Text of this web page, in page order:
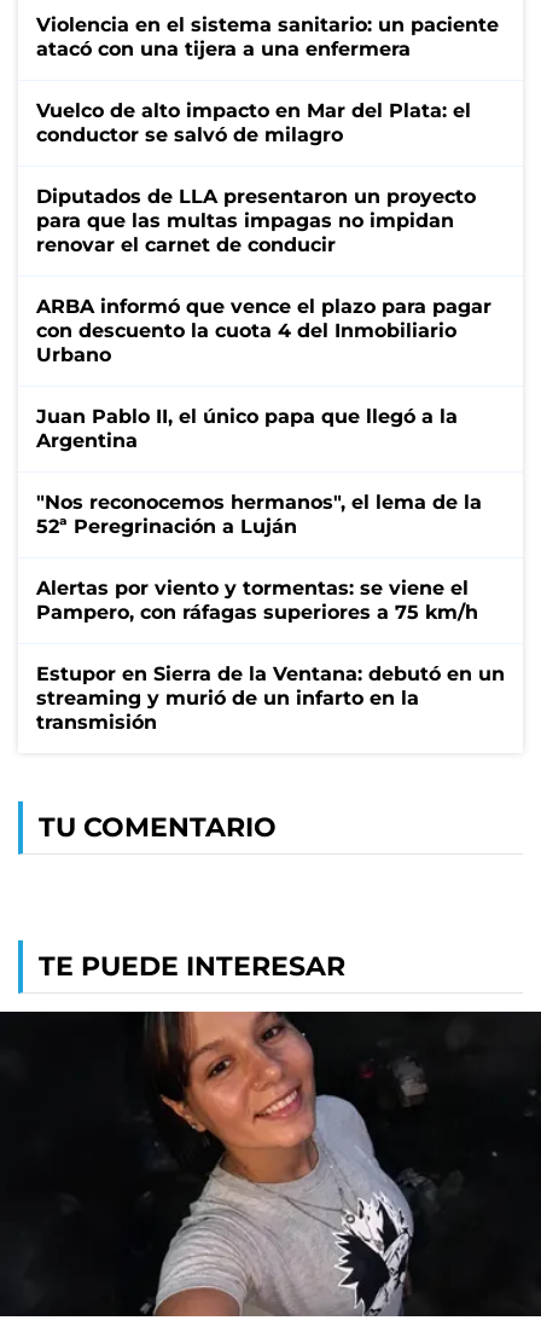
Violencia en el sistema sanitario: un paciente
atacó con una tijera a una enfermera
Vuelco de alto impacto en Mar del Plata: el
conductor se salvó de milagro
Diputados de LLA presentaron un proyecto
para que las multas impagas no impidan
renovar el carnet de conducir
ARBA informó que vence el plazo para pagar
con descuento la cuota 4 del Inmobiliario
Urbano
Juan Pablo II, el único papa que llegó a la
Argentina
"Nos reconocemos hermanos", el lema de la
52ª Peregrinación a Luján
Alertas por viento y tormentas: se viene el
Pampero, con ráfagas superiores a 75 km/h
Estupor en Sierra de la Ventana: debutó en un
streaming y murió de un infarto en la
transmisión
TU COMENTARIO
TE PUEDE INTERESAR